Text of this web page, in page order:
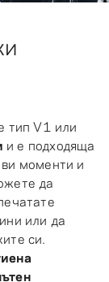
тип V1 или
и е подходяща
моменти и
да
или да
си.